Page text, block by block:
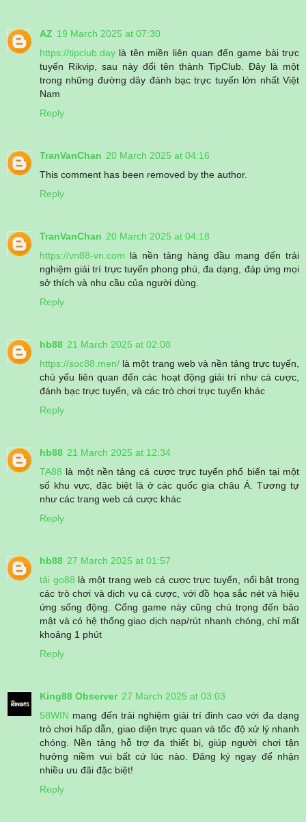
AZ 19 March 2025 at 07:30
https://tipclub.day là tên miền liên quan đến game bài trực
tuyến Rikvip, sau này đổi tên thành TipClub. Đây là một
trong những đường dây đánh bạc trực tuyến lớn nhất Việt
Nam
Reply
TranVanChan 20 March 2025 at 04:16
This comment has been removed by the author.
Reply
TranVanChan 20 March 2025 at 04:18
https://vn88-vn.com là nền tảng hàng đầu mang đến trải
nghiệm giải trí trực tuyến phong phú, đa dạng, đáp ứng mọi
sở thích và nhu cầu của người dùng.
Reply
hb88 21 March 2025 at 02:08
https://soc88.men/ là một trang web và nền tảng trực tuyến,
chủ yếu liên quan đến các hoạt động giải trí như cá cược,
đánh bạc trực tuyến, và các trò chơi trực tuyến khác
Reply
hb88 21 March 2025 at 12:34
TA88 là một nền tảng cá cược trực tuyến phổ biến tại một
số khu vực, đặc biệt là ở các quốc gia châu Á. Tương tự
như các trang web cá cược khác
Reply
hb88 27 March 2025 at 01:57
tải go88 là một trang web cá cược trực tuyến, nổi bật trong
các trò chơi và dịch vụ cá cược, với đồ họa sắc nét và hiệu
ứng sống động. Cổng game này cũng chú trọng đến bảo
mật và có hệ thống giao dịch nạp/rút nhanh chóng, chỉ mất
khoảng 1 phút
Reply
King88 Observer 27 March 2025 at 03:03
58WIN mang đến trải nghiệm giải trí đỉnh cao với đa dạng
trò chơi hấp dẫn, giao diện trực quan và tốc độ xử lý nhanh
chóng. Nền tảng hỗ trợ đa thiết bị, giúp người chơi tận
hưởng niềm vui bất cứ lúc nào. Đăng ký ngay để nhận
nhiều ưu đãi đặc biệt!
Reply